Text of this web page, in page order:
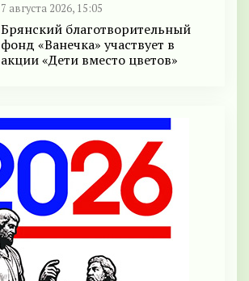
7 августа 2026, 15:05
Брянский благотворительный
фонд «Ванечка» участвует в
акции «Дети вместо цветов»